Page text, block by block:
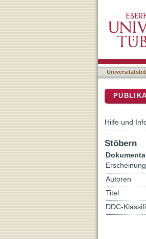
of six-
Hilfe und
Stöbern
Autoren
Titel
DDC-